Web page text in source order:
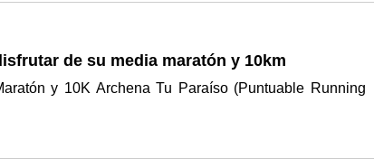
de su media maratón y 10km
y 10K Archena Tu Paraíso (Puntuable Running